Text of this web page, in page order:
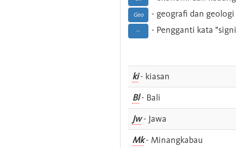
Geo - geografi dan geologi
-- - Pengganti kata
ki- kiasan
Bl- Bali
Jw- Jawa
Mk- Minangkabau